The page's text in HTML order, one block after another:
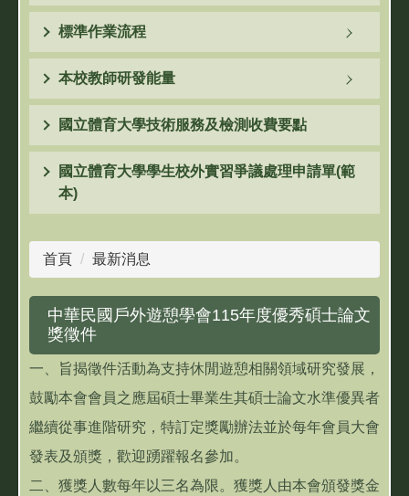
標準作業流程
本校教師研發能量
國立體育大學技術服務及檢測收費要點
國立體育大學學生校外實習爭議處理申請單(範
本)
首頁 最新消息
中華民國戶外遊憩學會115年度優秀碩士論文
獎徵件
一、旨揭徵件活動為支持休閒遊憩相關領域研究發展，
鼓勵本會會員之應屆碩士畢業生其碩士論文水準優異者
繼續從事進階研究，特訂定獎勵辦法並於每年會員大會
發表及頒獎，歡迎踴躍報名參加。
二、獲獎人數每年以三名為限。獲獎人由本會頒發獎金